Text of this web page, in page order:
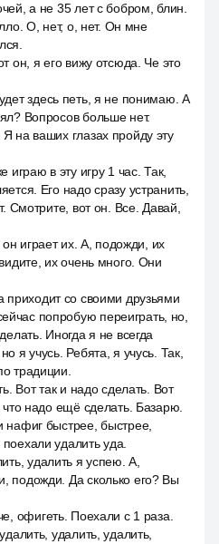
а не 35 лет с бобром, блин.
О, нет, о, нет. Он мне
он, я его вижу отсюда. Че это
здесь петь, я не понимаю. А
Вопросов больше нет.
на ваших глазах пройду эту
играю в эту игру 1 час. Так,
Его надо сразу устранить,
Смотрите, вот он. Все. Давай,
играет их. А, подожди, их
их очень много. Они
приходит со своими друзьями
попробую переиграть, но,
Иногда я не всегда
я учусь. Ребята, я учусь. Так,
традиции.
Вот так и надо сделать. Вот
надо ещё сделать. Базарю.
быстрее, быстрее,
удалить уда.
удалить я успею. А,
подожди. Да сколько его? Вы
офигеть. Поехали с 1 раза.
удалить, удалить,